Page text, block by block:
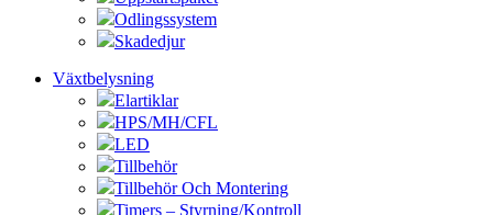
Odlingssystem
Skadedjur
Växtbelysning
Elartiklar
HPS/MH/CFL
LED
Tillbehör
Tillbehör Och Montering
Timers – Styrning/Kontroll